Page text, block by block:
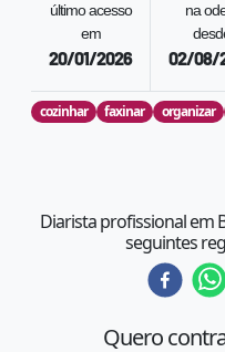
último acesso
em
20/01/2026
na
02/08/
cozinhar faxinar organizar
Diarista profissional em
seguintes
Quero